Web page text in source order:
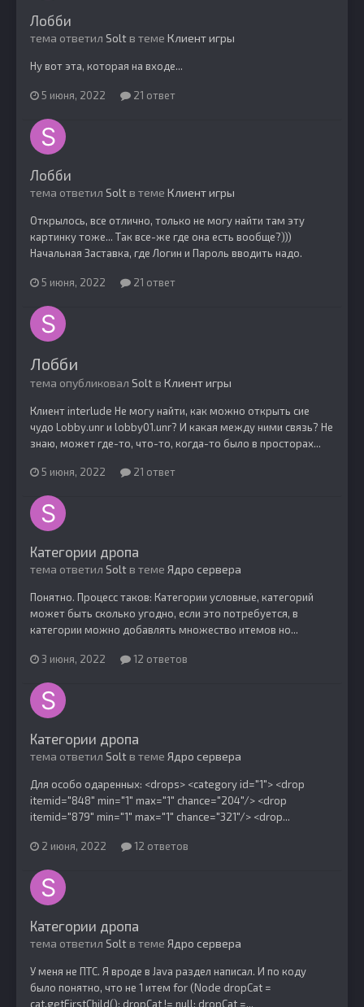
Лобби
тема ответил Soltв теме Клиент игры
Ну вот эта, которая на входе...
5 июня, 2022 21 ответ
Лобби
тема ответил Soltв теме Клиент игры
Открылось, все отлично, только не могу найти там эту
картинку тоже... Так все-же где она есть вообще?)))
Начальная Заставка, где Логин и Пароль вводить надо.
5 июня, 2022 21 ответ
Лобби
тема опубликовал Soltв Клиент игры
Клиент interlude Не могу найти, как можно открыть сие
чудо Lobby.unr и lobby01.unr? И какая между ними связь? Не
знаю, может где-то, что-то, когда-то было в просторах...
5 июня, 2022 21 ответ
Категории дропа
тема ответил Soltв теме Ядро сервера
Понятно. Процесс таков: Категории условные, категорий
может быть сколько угодно, если это потребуется, в
категории можно добавлять множество итемов но...
3 июня, 2022 12 ответов
Категории дропа
тема ответил Soltв теме Ядро сервера
Для особо одаренных: <drops> <category id="1"> <drop
itemid="848" min="1" max="1" chance="204"/> <drop
itemid="879" min="1" max="1" chance="321"/> <drop...
2 июня, 2022 12 ответов
Категории дропа
тема ответил Soltв теме Ядро сервера
У меня не ПТС. Я вроде в Java раздел написал. И по коду
было понятно, что не 1 итем for (Node dropCat =
cat.getFirstChild(); dropCat != null; dropCat =...